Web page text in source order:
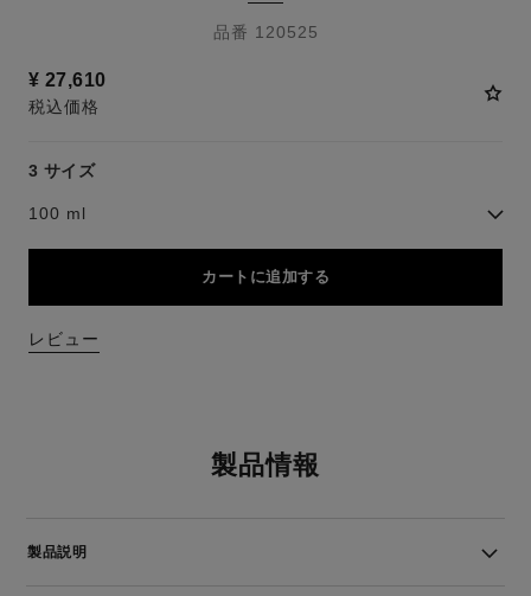
品番 120525
¥ 27,610
税込価格
3 サイズ
100 ml
カートに追加する
レビュー
製品情報
製品説明